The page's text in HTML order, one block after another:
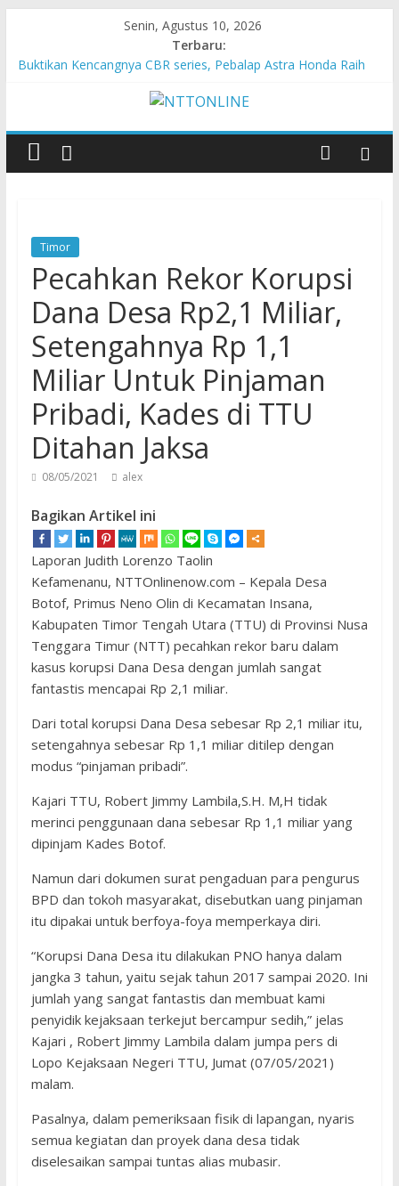
Senin, Agustus 10, 2026
Terbaru:
Buktikan Kencangnya CBR series, Pebalap Astra Honda Raih
Dari Pemula hingga Juara Nasional, Daya Fawziya Buktikan
HUT ke-81 RI Akan Dimeriahkan dengan 133 Tim Karnaval
Kebangsaan dan 198 Tim Gerak Jalan
Berprestasi di Malang
Timor
Pecahkan Rekor Korupsi
Dana Desa Rp2,1 Miliar,
Setengahnya Rp 1,1
Miliar Untuk Pinjaman
Pribadi, Kades di TTU
Ditahan Jaksa
08/05/2021 alex
Bagikan Artikel ini
Laporan Judith Lorenzo Taolin
Kefamenanu, NTTOnlinenow.com – Kepala Desa
Botof, Primus Neno Olin di Kecamatan Insana,
Kabupaten Timor Tengah Utara (TTU) di Provinsi Nusa
Tenggara Timur (NTT) pecahkan rekor baru dalam
kasus korupsi Dana Desa dengan jumlah sangat
fantastis mencapai Rp 2,1 miliar.
Dari total korupsi Dana Desa sebesar Rp 2,1 miliar itu,
setengahnya sebesar Rp 1,1 miliar ditilep dengan
modus “pinjaman pribadi”.
Kajari TTU, Robert Jimmy Lambila,S.H. M,H tidak
merinci penggunaan dana sebesar Rp 1,1 miliar yang
dipinjam Kades Botof.
Namun dari dokumen surat pengaduan para pengurus
BPD dan tokoh masyarakat, disebutkan uang pinjaman
itu dipakai untuk berfoya-foya memperkaya diri.
“Korupsi Dana Desa itu dilakukan PNO hanya dalam
jangka 3 tahun, yaitu sejak tahun 2017 sampai 2020. Ini
jumlah yang sangat fantastis dan membuat kami
penyidik kejaksaan terkejut bercampur sedih,” jelas
Kajari , Robert Jimmy Lambila dalam jumpa pers di
Lopo Kejaksaan Negeri TTU, Jumat (07/05/2021)
malam.
Pasalnya, dalam pemeriksaan fisik di lapangan, nyaris
semua kegiatan dan proyek dana desa tidak
diselesaikan sampai tuntas alias mubasir.